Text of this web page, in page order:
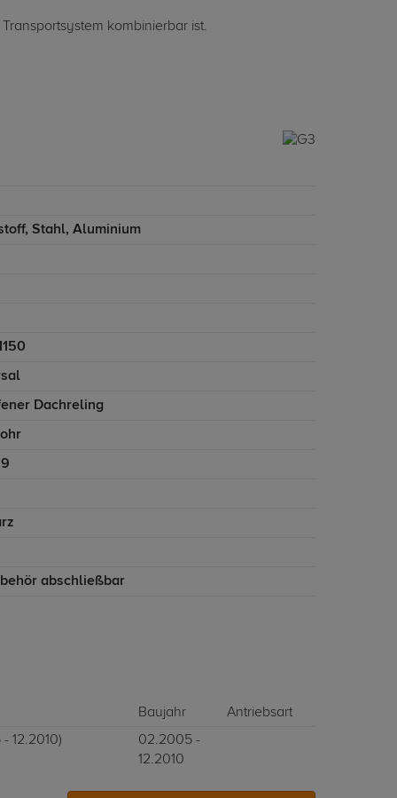
kombinierbar ist.
Stahl, Aluminium
Dachreling
abschließbar
Baujahr
Antriebsart
12.2010)
02.2005 -
12.2010